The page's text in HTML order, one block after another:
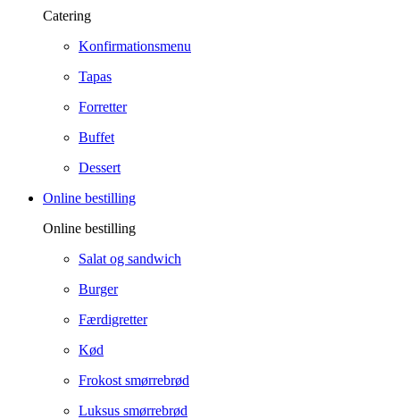
Catering
Konfirmationsmenu
Tapas
Forretter
Buffet
Dessert
Online bestilling
Online bestilling
Salat og sandwich
Burger
Færdigretter
Kød
Frokost smørrebrød
Luksus smørrebrød